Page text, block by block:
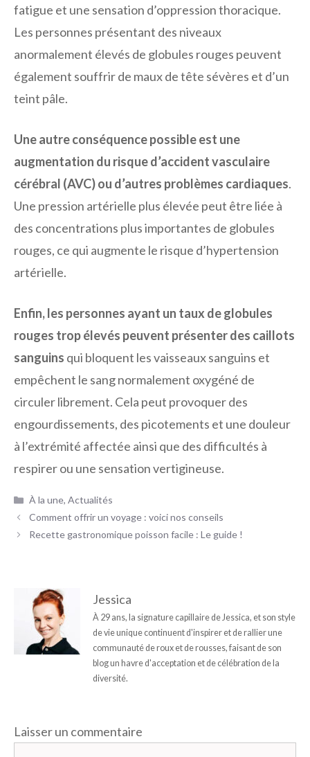
fatigue et une sensation d’oppression thoracique.
Les personnes présentant des niveaux
anormalement élevés de globules rouges peuvent
également souffrir de maux de tête sévères et d’un
teint pâle.
Une autre conséquence possible est une
augmentation du risque d’accident vasculaire
cérébral (AVC) ou d’autres problèmes cardiaques.
Une pression artérielle plus élevée peut être liée à
des concentrations plus importantes de globules
rouges, ce qui augmente le risque d’hypertension
artérielle.
Enfin, les personnes ayant un taux de globules
rouges trop élevés peuvent présenter des caillots
sanguins qui bloquent les vaisseaux sanguins et
empêchent le sang normalement oxygéné de
circuler librement. Cela peut provoquer des
engourdissements, des picotements et une douleur
à l’extrémité affectée ainsi que des difficultés à
respirer ou une sensation vertigineuse.
Catégories
À la une,Actualités
Comment offrir un voyage : voici nos conseils
Recette gastronomique poisson facile : Le guide !
Jessica
À 29 ans, la signature capillaire de Jessica, et son style
de vie unique continuent d'inspirer et de rallier une
communauté de roux et de rousses, faisant de son
blog un havre d'acceptation et de célébration de la
diversité.
Laisser un commentaire